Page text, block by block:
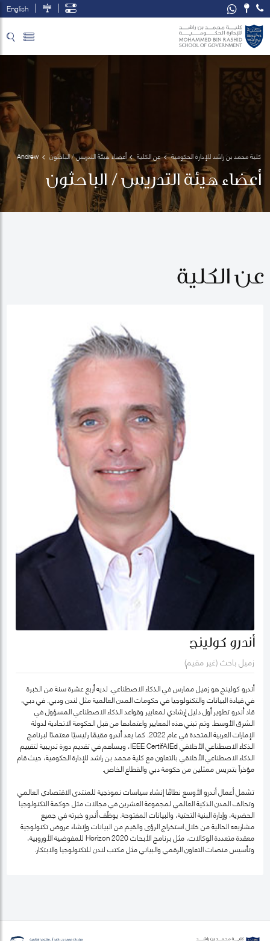
English
كلية محمد بن راشد للإدارة الحكومية عن الكلية أعضاء هيئة التدريس / الباحثون
Andrew
Collinge
أعضاء هيئة التدريس / الباحثون
عن الكلية
أندرو كولينج
زميل باحث (غير مقيم)
أندرو كولينج هو زميل ممارس في الذكاء الاصطناعي. لديه أربع عشرة سنة من الخبرة
في قيادة البيانات والتكنولوجيا في حكومات المدن العالمية مثل لندن ودبي. في دبي،
قاد أندرو تطوير أول دليل إرشادي لمعايير وقواعد الذكاء الاصطناعي المسؤول في
الشرق الأوسط. وتم تبني هذه المعايير واعتمادها من قبل الحكومة الاتحادية لدولة
الإمارات العربية المتحدة في عام 2022. كما يعد أندرو مقيمًا رئيسيًا معتمدًا لبرنامج
الذكاء الاصطناعي الأخلاقي IEEE CertifAIEd، ويساهم في تقديم دورة تدريبية لتقييم
الذكاء الاصطناعي الأخلاقي بالتعاون مع كلية محمد بن راشد للإدارة الحكومية، حيث قام
مؤخراً بتدريس ممثلين من حكومة دبي والقطاع الخاص.
تشمل أعمال أندرو الأوسع نطاقًا إنشاء سياسات نموذجية للمنتدى الاقتصادي العالمي
وتحالف المدن الذكية العالمي لمجموعة العشرين في مجالات مثل حوكمة التكنولوجيا
الحضرية، وإدارة البنية التحتية، والبيانات المفتوحة. يوظّف أندرو خبرته في جميع
مشاريعه الحالية من خلال استخراج الرؤى والقيم من البيانات وإنشاء عروض تكنولوجية
معقدة متعددة الوكالات، مثل برنامج الأبحاث Horizon 2020 للمفوضية الأوروبية،
وتأسيس منصات التعاون الرقمي والبياني مثل مكتب لندن للتكنولوجيا والابتكار.